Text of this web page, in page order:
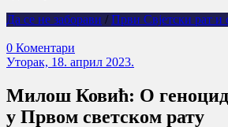
Да се не заборави / Први Свјeтски рат
0 Коментари
Уторак, 18. април 2023.
Милош Ковић: О
у Првом светском рату